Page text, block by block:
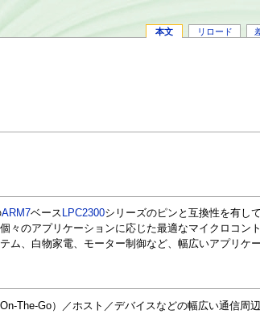
本文 リロード
ARM7ベース LPC2300シリーズのピンと互換性を有し
々のアプリケーションに応じた最適なマイクロコン
ム、白物家電、モーター制御など、幅広いアプリケ
On-The-Go）／ホスト／デバイスなどの幅広い通信周